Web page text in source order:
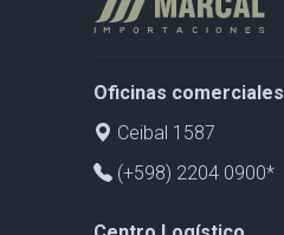
Oficinas comerciales
Ceibal 1587
(+598) 2204 0900*